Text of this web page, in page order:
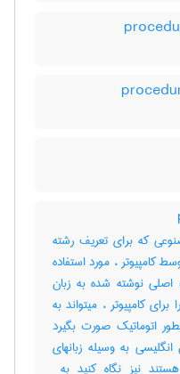
که برای تعریف رشته
کامپیوتر ، مورد استفاده
اصلی نوشته شده به زبان
کامپیوتر ، میتواند به
اتوماتیک صورت بگیرد
به وسیله زبانهای